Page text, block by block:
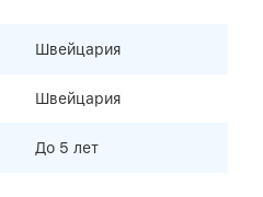
Швейцария
Швейцария
До 5 лет